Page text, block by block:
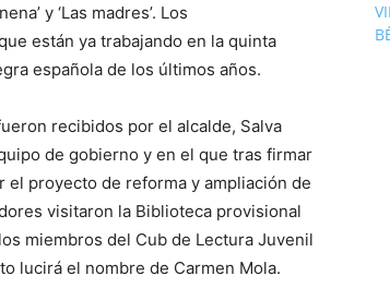
y ‘Las madres’. Los
están ya trabajando en la quinta
española de los últimos años.
recibidos por el alcalde, Salva
de gobierno y en el que tras firmar
proyecto de reforma y ampliación de
visitaron la Biblioteca provisional
miembros del Cub de Lectura Juvenil
lucirá el nombre de Carmen Mola.